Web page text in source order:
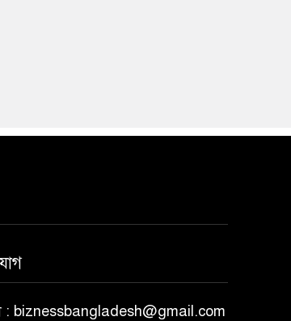
: biznessbangladesh@gmail.com